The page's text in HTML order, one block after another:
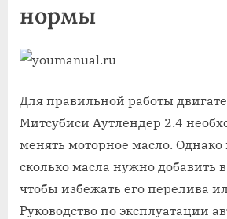
нормы
Для правильной работы
Митсубиси Аутлендер 2.4
менять моторное масло. Однако
сколько масла нужно добавить
чтобы избежать его перелива
Руководство по эксплуатации